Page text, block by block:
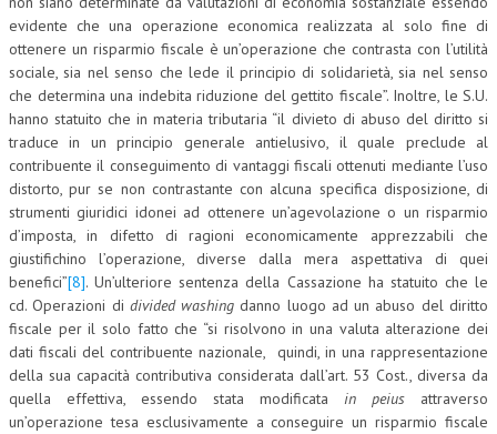
evidente che una operazione economica realizzata al solo fine di
ottenere un risparmio fiscale è un’operazione che contrasta con l’utilità
sociale, sia nel senso che lede il principio di solidarietà, sia nel senso
che determina una indebita riduzione del gettito fiscale”. Inoltre, le S.U.
hanno statuito che in materia tributaria “il divieto di abuso del diritto si
traduce in un principio generale antielusivo, il quale preclude al
contribuente il conseguimento di vantaggi fiscali ottenuti mediante l’uso
distorto, pur se non contrastante con alcuna specifica disposizione, di
strumenti giuridici idonei ad ottenere un’agevolazione o un risparmio
d’imposta, in difetto di ragioni economicamente apprezzabili che
giustifichino l’operazione, diverse dalla mera aspettativa di quei
benefici”[8]. Un’ulteriore sentenza della Cassazione ha statuito che le
cd. Operazioni di divided washing danno luogo ad un abuso del diritto
fiscale per il solo fatto che “si risolvono in una valuta alterazione dei
dati fiscali del contribuente nazionale, quindi, in una rappresentazione
della sua capacità contributiva considerata dall’art. 53 Cost., diversa da
quella effettiva, essendo stata modificata in peius attraverso
un’operazione tesa esclusivamente a conseguire un risparmio fiscale